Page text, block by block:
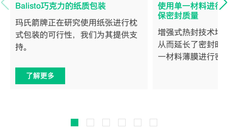
Balisto巧克力的纸质包装
玛氏箭牌正在研究使用纸张进行枕
式包装的可行性，我们为其提供支
持。
了解更多
使用单一材料进行
保密封质量
增强式热封技术增
从而延长了密封时
一材料薄膜进行密